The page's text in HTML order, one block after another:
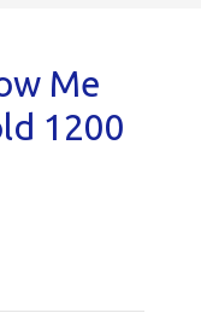
Me
1200